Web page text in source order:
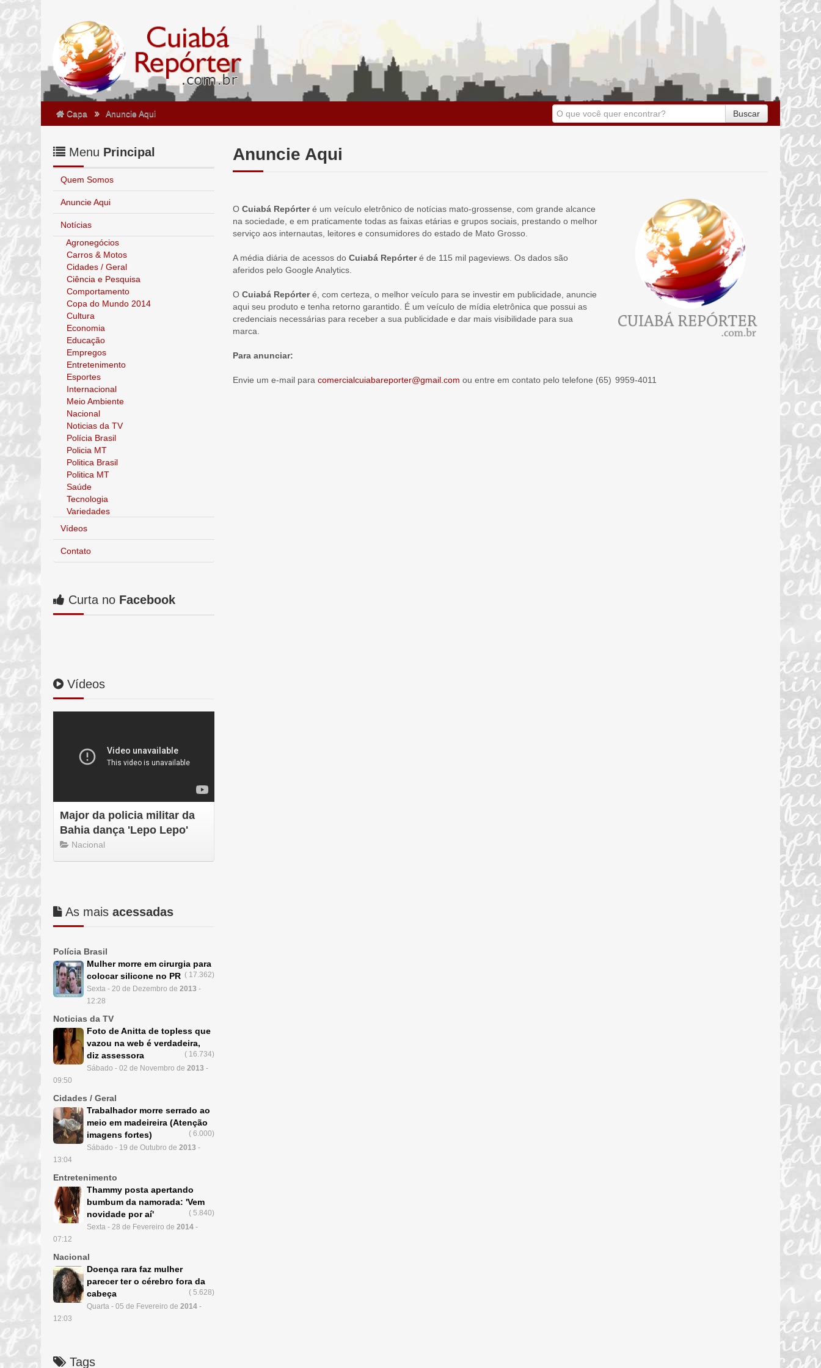
Capa Anuncie Aqui Buscar
Anuncie Aqui
O Cuiabá Repórteré um veículo eletrônico de notícias mato-grossense, com grande alcance
na sociedade, e em praticamente todas as faixas etárias e grupos sociais, prestando o melhor
serviço aos internautas, leitores e consumidores do estado de Mato Grosso.
A média diária de acessos do Cuiabá Repórteré de 115 mil pageviews. Os dados são
aferidos pelo Google Analytics.
O Cuiabá Repórteré, com certeza, o melhor veículo para se investir em publicidade, anuncie
aqui seu produto e tenha retorno garantido. É um veículo de mídia eletrônica que possui as
credenciais necessárias para receber a sua publicidade e dar mais visibilidade para sua
marca.
Para anunciar:
Envie um e-mail para comercialcuiabareporter@gmail.com ou entre em contato pelo telefone (65) 9959-4011
Menu Principal
Quem Somos
Anuncie Aqui
Notícias
Agronegócios
Carros & Motos
Cidades / Geral
Ciência e Pesquisa
Comportamento
Copa do Mundo 2014
Cultura
Economia
Educação
Empregos
Entretenimento
Esportes
Internacional
Meio Ambiente
Nacional
Noticias da TV
Polícia Brasil
Policia MT
Politica Brasil
Politica MT
Saúde
Tecnologia
Variedades
Vídeos
Contato
Curta no Facebook
Vídeos
Major da policia militar da
Bahia dança 'Lepo Lepo'
Nacional
As mais acessadas
Polícia Brasil
Mulher morre em cirurgia para
colocar silicone no PR ( 17.362)
Sexta - 20 de Dezembro de 2013 -
12:28
Noticias da TV
Foto de Anitta de topless que
vazou na web é verdadeira,
diz assessora
( 16.734)
Sábado - 02 de Novembro de 2013 -
09:50
Cidades / Geral
Trabalhador morre serrado ao
meio em madeireira (Atenção
imagens fortes)
( 6.000)
Sábado - 19 de Outubro de 2013 -
13:04
Entretenimento
Thammy posta apertando
bumbum da namorada: 'Vem
novidade por aí'
( 5.840)
Sexta - 28 de Fevereiro de 2014 -
07:12
Nacional
Doença rara faz mulher
parecer ter o cérebro fora da
cabeça
( 5.628)
Quarta - 05 de Fevereiro de 2014 -
12:03
Tags